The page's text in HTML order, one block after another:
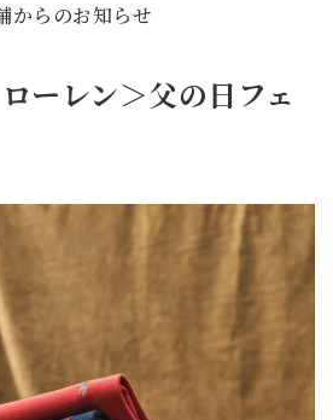
からのお知らせ
ーレン＞父の日フェ